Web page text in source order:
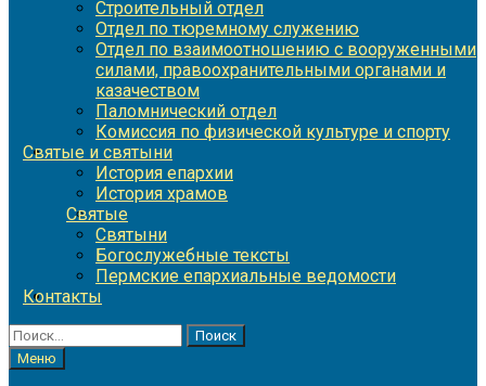
Строительный отдел
Отдел по тюремному служению
Отдел по взаимоотношению с вооруженными
силами, правоохранительными органами и
казачеством
Паломнический отдел
Комиссия по физической культуре и спорту
Святые и святыни
История епархии
История храмов
Святые
Святыни
Богослужебные тексты
Пермские епархиальные ведомости
Контакты
Найти:
Меню